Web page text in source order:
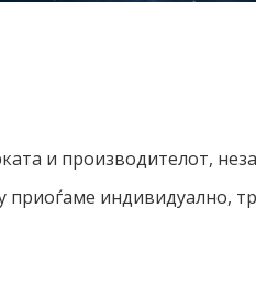
и производителот,
приоѓаме индивидуално,